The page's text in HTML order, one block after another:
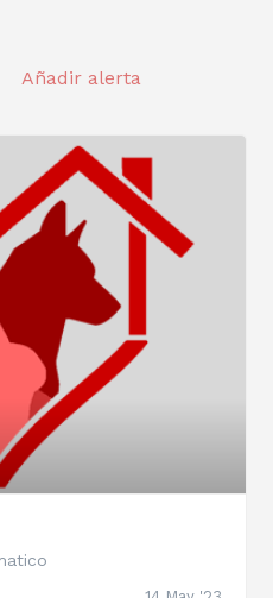
Añadir alerta